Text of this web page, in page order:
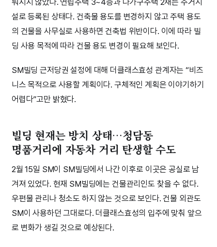
설로 등록된 상태다. 건축물 용도를 변경하지 않고 주택 용도
의 건물을 사무실로 사용하면 건축법 위반이다. 이에 따라 빌
딩 사용 목적에 따라 건물 용도 변경이 필요해 보인다.
SM빌딩 근저당권 설정에 대해 더클래스효성 관계자는 “비즈
니스 목적으로 사용할 계획이다. 구체적인 계획은 이야기하기
어렵다”고만 밝혔다.
빌딩 현재는 방치 상태…청담동
명품거리에 자동차 거리 탄생할 수도
2월 15일 SM이 SM빌딩에서 나간 이후로 이곳은 공실로 남
겨져 있었다. 현재 SM빌딩에는 건물관리인도 찾을 수 없다.
우편물 관리나 청소도 하지 않는 것으로 보인다. 건물 외관도
SM이 사용하던 그대로다. 더클래스효성의 입주에 맞춰 앞으
로 변화가 생길 것으로 예상된다.